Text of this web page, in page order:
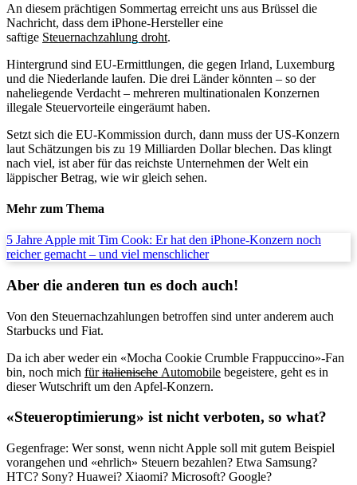
An diesem prächtigen Sommertag erreicht uns aus Brüssel die
Nachricht, dass dem iPhone-Hersteller eine
saftige Steuernachzahlung droht.
Hintergrund sind EU-Ermittlungen, die gegen Irland, Luxemburg
und die Niederlande laufen. Die drei Länder könnten – so der
naheliegende Verdacht – mehreren multinationalen Konzernen
illegale Steuervorteile eingeräumt haben.
Setzt sich die EU-Kommission durch, dann muss der US-Konzern
laut Schätzungen bis zu 19 Milliarden Dollar blechen. Das klingt
nach viel, ist aber für das reichste Unternehmen der Welt ein
läppischer Betrag, wie wir gleich sehen.
Mehr zum Thema
5 Jahre Apple mit Tim Cook: Er hat den iPhone-Konzern noch
reicher gemacht – und viel menschlicher
Aber die anderen tun es doch auch!
Von den Steuernachzahlungen betroffen sind unter anderem auch
Starbucks und Fiat.
Da ich aber weder ein «Mocha Cookie Crumble Frappuccino»-Fan
bin, noch mich füritalienische Automobile begeistere, geht es in
dieser Wutschrift um den Apfel-Konzern.
«Steueroptimierung» ist nicht verboten, so what?
Gegenfrage: Wer sonst, wenn nicht Apple soll mit gutem Beispiel
vorangehen und «ehrlich» Steuern bezahlen? Etwa Samsung?
HTC? Sony? Huawei? Xiaomi? Microsoft? Google?